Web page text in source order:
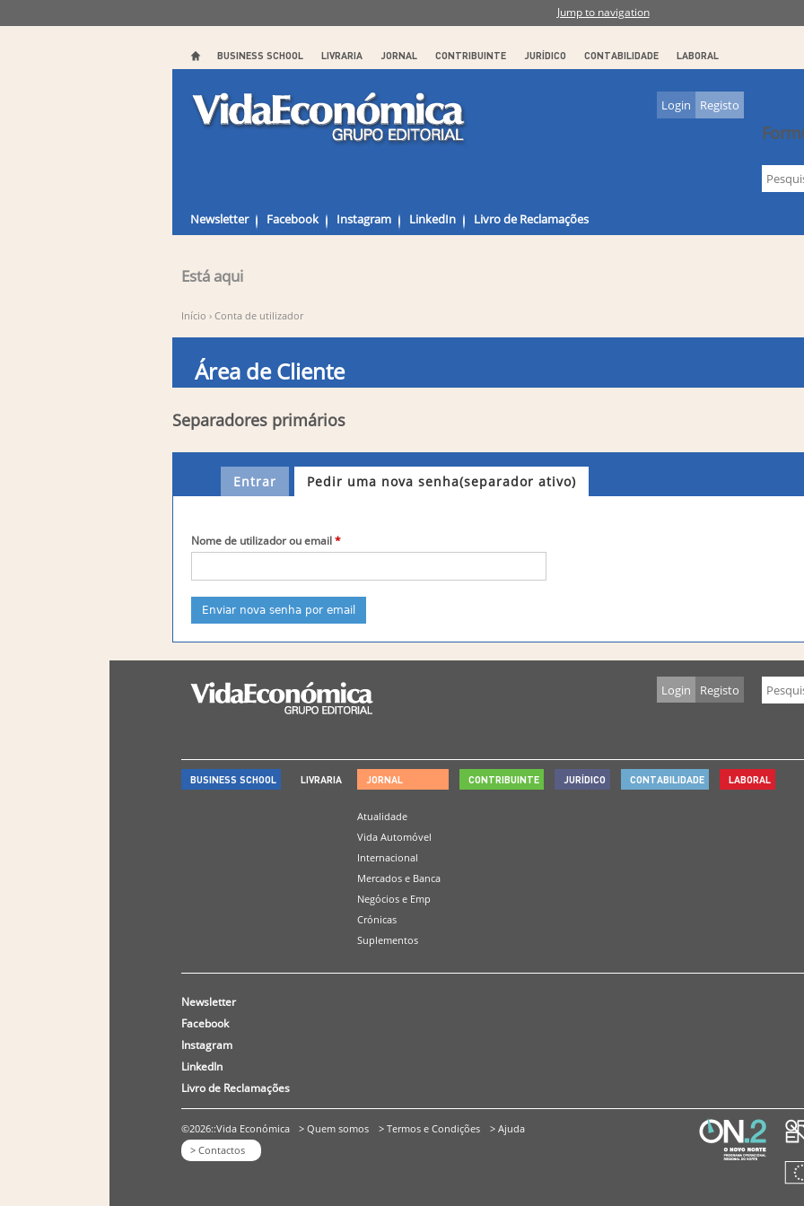
Jump to navigation
BUSINESS SCHOOL LIVRARIA JORNAL CONTRIBUINTE JURÍDICO CONTABILIDADE LABORAL
Login Registo
Newsletter Facebook Instagram LinkedIn Livro de Reclamações
Está aqui
Início › Conta de utilizador
Área de Cliente
Separadores primários
Entrar Pedir uma nova senha(separador ativo)
Nome de utilizador ou email*
Login Registo
BUSINESS SCHOOL LIVRARIA JORNAL
Atualidade
Vida Automóvel
Internacional
Mercados e Banca
Negócios e Emp
Crónicas
Suplementos
CONTRIBUINTE JURÍDICO CONTABILIDADE LABORAL
Newsletter
Facebook
Instagram
LinkedIn
Livro de Reclamações
©2026::Vida Económica
> Contactos
> Quem somos > Termos e Condições > Ajuda